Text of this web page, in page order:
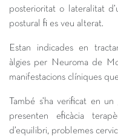
posterioritat o lateralitat
postural fi es veu alterat.
Estan indicades en
àlgies per Neuroma de
manifestacions clíniques
També s’ha verificat en
presenten eficàcia
d’equilibri, problemes